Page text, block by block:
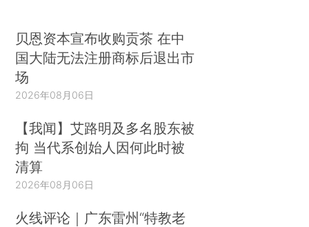
贝恩资本宣布收购贡茶 在中
国大陆无法注册商标后退出市
场
2026年08月06日
【我闻】艾路明及多名股东被
拘 当代系创始人因何此时被
清算
2026年08月06日
火线评论｜广东雷州“特教老